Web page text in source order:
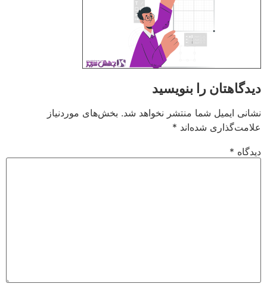
دیدگاهتان را بنویسید
نشانی ایمیل شما منتشر نخواهد شد. بخش‌های موردنیاز
علامت‌گذاری شده‌اند *
دیدگاه *